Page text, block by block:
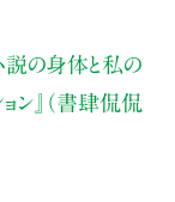
説の身体と私の
ン』（書肆侃侃